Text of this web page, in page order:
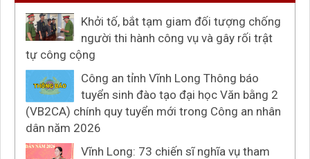
Khởi tố, bắt tạm giam đối tượng chống
người thi hành công vụ và gây rối trật
tự công cộng
Công an tỉnh Vĩnh Long Thông báo
tuyển sinh đào tạo đại học Văn bằng 2
(VB2CA) chính quy tuyển mới trong Công an nhân
dân năm 2026
Vĩnh Long: 73 chiến sĩ nghĩa vụ tham